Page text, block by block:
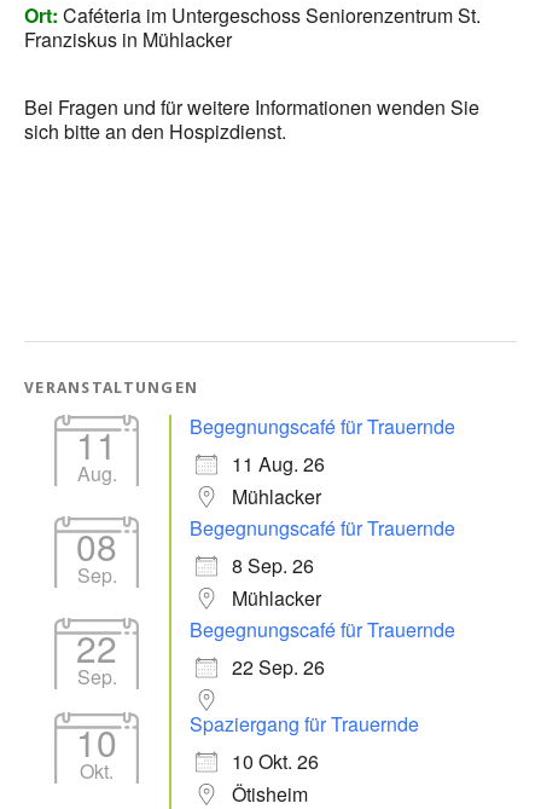
Ort: Caféteria im Untergeschoss Seniorenzentrum St.
Franziskus in Mühlacker
Bei Fragen und für weitere Informationen wenden Sie
sich bitte an den Hospizdienst.
VERANSTALTUNGEN
11
Aug.
Begegnungscafé für Trauernde
11 Aug. 26
Mühlacker
08
Sep.
Begegnungscafé für Trauernde
8 Sep. 26
Mühlacker
22
Sep.
Begegnungscafé für Trauernde
22 Sep. 26
10
Okt.
Spaziergang für Trauernde
10 Okt. 26
Ötisheim